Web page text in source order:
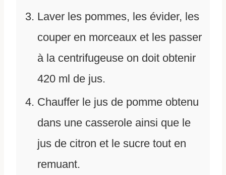
Laver les pommes, les évider, les
couper en morceaux et les passer
à la centrifugeuse on doit obtenir
420 ml de jus.
Chauffer le jus de pomme obtenu
dans une casserole ainsi que le
jus de citron et le sucre tout en
remuant.